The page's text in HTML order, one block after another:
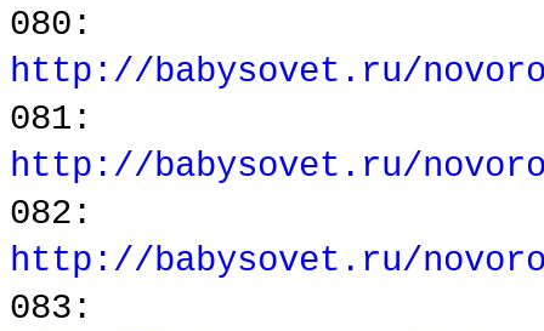
080:
http://babysovet.ru/
081:
http://babysovet.ru/
082:
http://babysovet.ru/
083: